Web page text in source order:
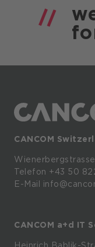
CANCOM
Wienerbergstrasse
Telefon +43 50
E-Mail
CANCOM a+d IT
Heinrich Bablik-